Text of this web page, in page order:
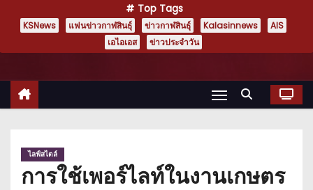
Top Tags
KSNews แฟนข่าวกาฬสินธุ์ ข่าวกาฬสินธุ์ Kalasinnews
AIS
เอไอเอส
ข่าวประจำวัน
ไลฟ์สไตล์
การใช้เพอร์ไลท์ในงานเกษตร